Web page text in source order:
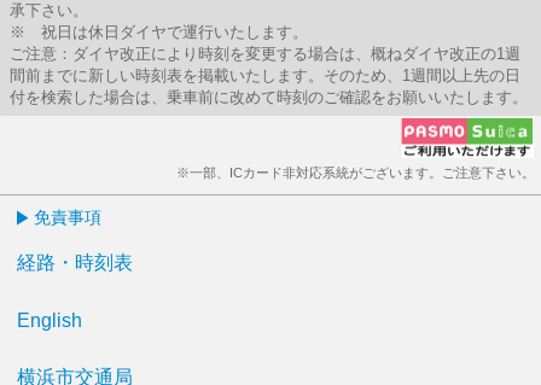
承下さい。
※ 祝日は休日ダイヤで運行いたします。
ご注意：ダイヤ改正により時刻を変更する場合は、概ねダイヤ改正の1週
間前までに新しい時刻表を掲載いたします。そのため、1週間以上先の日
付を検索した場合は、乗車前に改めて時刻のご確認をお願いいたします。
※一部、ICカード非対応系統がございます。ご注意下さい。
免責事項
経路・時刻表
English
横浜市交通局